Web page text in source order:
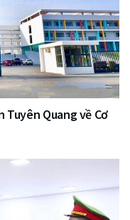
Tuyên Quang về Cơ